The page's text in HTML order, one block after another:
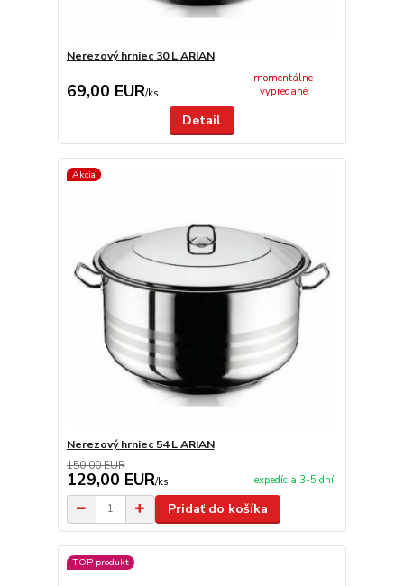
Nerezový hrniec 30 L ARIAN
69,00 EUR/ks
momentálne
vypredané
Detail
Akcia
Nerezový hrniec 54 L ARIAN
150,00 EUR
129,00 EUR/ks expedícia 3-5 dní
Pridať do košíka
TOP produkt